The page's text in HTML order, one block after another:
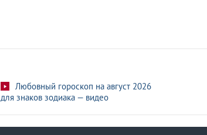
Любовный гороскоп на август 2026
для знаков зодиака — видео